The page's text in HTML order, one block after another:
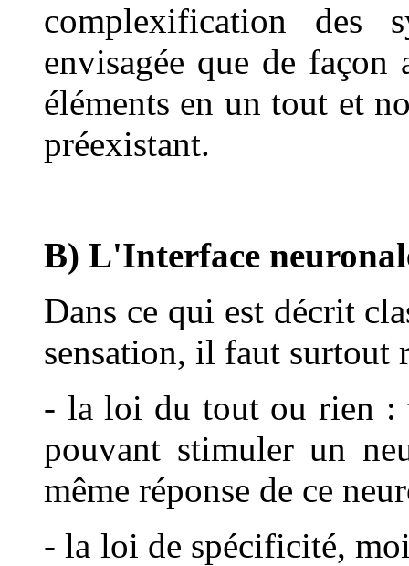
complexification des
envisagée que de façon
éléments en un tout et
préexistant.
B) L'Interface
Dans ce qui est décrit
sensation, il faut surtout
- la loi du tout ou rien :
pouvant stimuler un
même réponse de ce
- la loi de spécificité,